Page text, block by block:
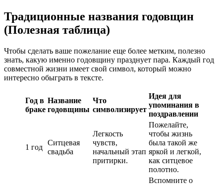
Традиционные названия годовщин
(Полезная таблица)
Чтобы сделать ваше пожелание еще более метким, полезно
знать, какую именно годовщину празднует пара. Каждый год
совместной жизни имеет свой символ, который можно
интересно обыграть в тексте.
Год в
браке
Название
годовщины
Что
символизирует
Идея для
упоминания в
поздравлении
1 год
Ситцевая
свадьба
Легкость
чувств,
начальный этап
притирки.
Пожелайте,
чтобы жизнь
была такой же
яркой и легкой,
как ситцевое
полотно.
Вспомните о